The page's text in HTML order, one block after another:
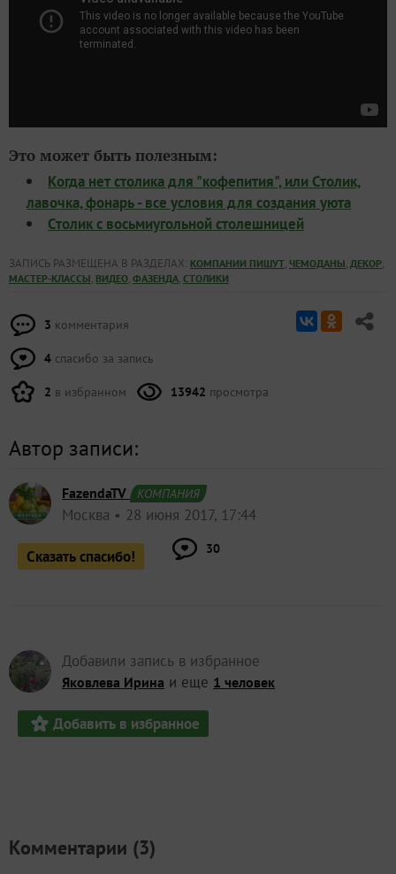
Это может быть полезным:
Когда нет столика для "кофепития", или Столик,
лавочка, фонарь - все условия для создания уюта
Столик с восьмиугольной столешницей
ЗАПИСЬ РАЗМЕЩЕНА В РАЗДЕЛАХ: КОМПАНИИ ПИШУТ, ЧЕМОДАНЫ, ДЕКОР,
МАСТЕР-КЛАССЫ, ВИДЕО, ФАЗЕНДА, СТОЛИКИ
3 комментария
4 спасибо за запись
2 в избранном 13942 просмотра
Автор записи:
FazendaTV КОМПАНИЯ
Москва 28 июня 2017, 17:44
Сказать спасибо! 30
Добавили запись в избранное
Яковлева Ирина и еще 1 человек
Добавить в избранное
Комментарии (3)